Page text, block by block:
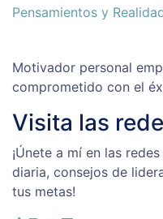
Pensamientos y
Motivador personal
comprometido con el
Visita las
¡Únete a mí en las
diaria, consejos de
tus metas!